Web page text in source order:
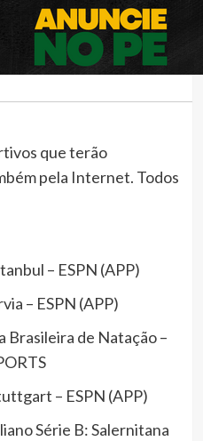
que terão
pela Internet. Todos
– ESPN (APP)
– ESPN (APP)
Brasileira de Natação –
– ESPN (APP)
Série B: Salernitana